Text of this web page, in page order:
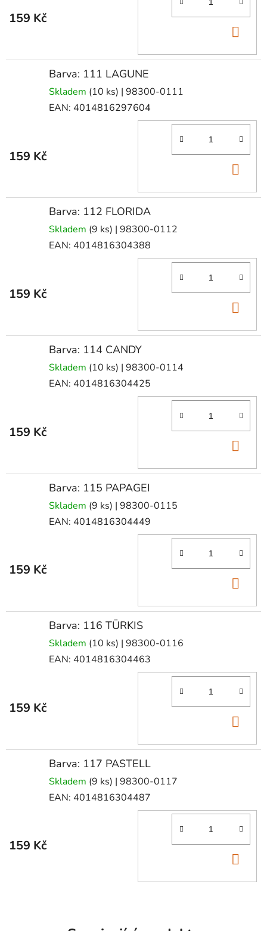
159 Kč
Barva: 111 LAGUNE
Skladem (10 ks) | 98300-0111
EAN: 4014816297604
159 Kč
Barva: 112 FLORIDA
Skladem (9 ks) | 98300-0112
EAN: 4014816304388
159 Kč
Barva: 114 CANDY
Skladem (10 ks) | 98300-0114
EAN: 4014816304425
159 Kč
Barva: 115 PAPAGEI
Skladem (9 ks) | 98300-0115
EAN: 4014816304449
159 Kč
Barva: 116 TÜRKIS
Skladem (10 ks) | 98300-0116
EAN: 4014816304463
159 Kč
Barva: 117 PASTELL
Skladem (9 ks) | 98300-0117
EAN: 4014816304487
159 Kč